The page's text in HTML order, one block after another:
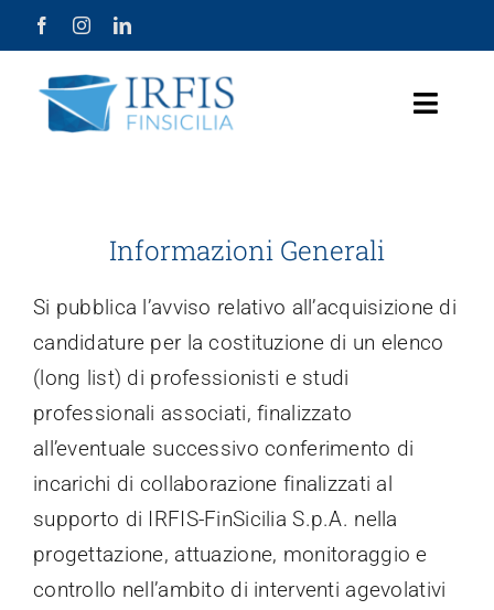
Salta
al
contenuto
Toggle
Prodotti
Misure Agevolative
Lavora con Noi
Società Trasparente
Trasparenza
Informazioni Generali
Si pubblica l’avviso relativo all’acquisizione di
candidature per la costituzione di un elenco
(long list) di professionisti e studi
professionali associati, finalizzato
all’eventuale successivo conferimento di
incarichi di collaborazione finalizzati al
supporto di IRFIS-FinSicilia S.p.A. nella
progettazione, attuazione, monitoraggio e
controllo nell’ambito di interventi agevolativi